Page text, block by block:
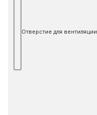
Отверстие для вентиляции